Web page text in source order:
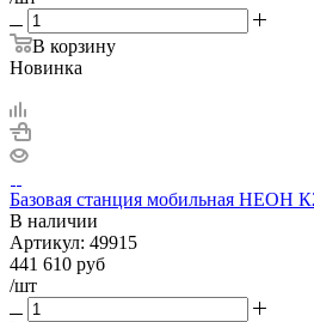
В корзину
Новинка
Базовая станция мобильная НЕОН
В наличии
Артикул: 49915
441 610 руб
/шт